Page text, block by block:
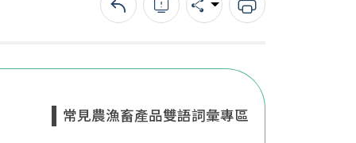
回上一頁錯誤回報分享 列印
常見農漁畜產品雙語詞彙專區